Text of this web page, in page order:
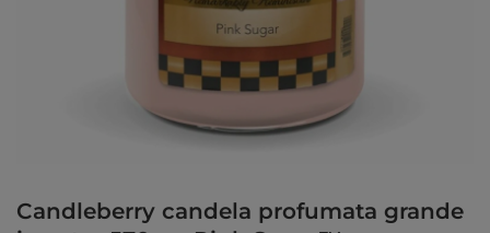
Candleberry candela profumata grande